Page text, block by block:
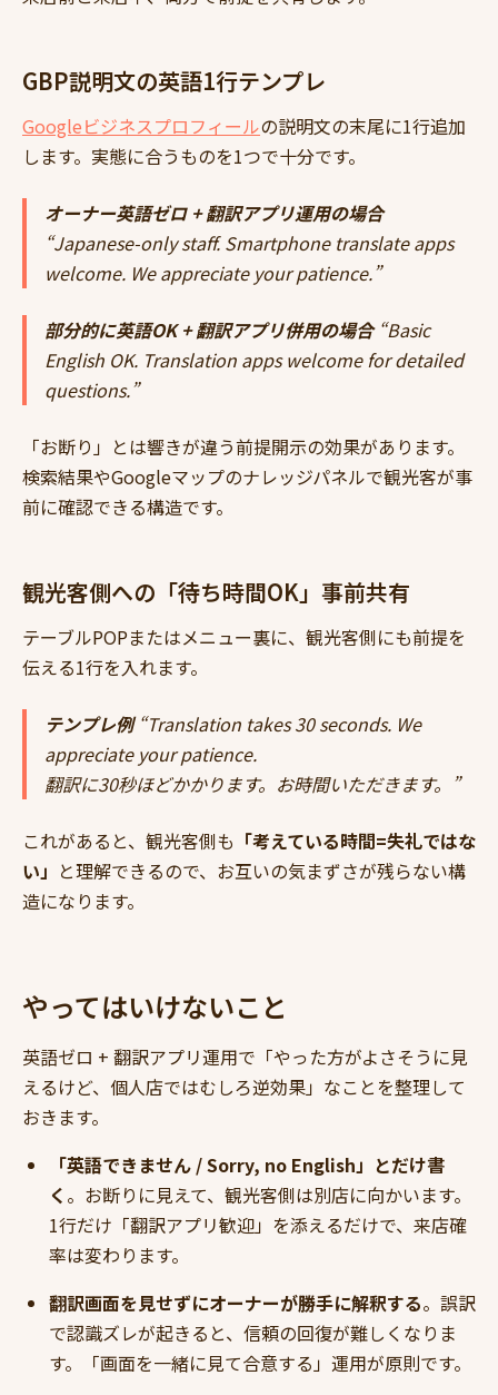
GBP説明文の英語1行テンプレ
Googleビジネスプロフィールの説明文の末尾に1行追加
します。実態に合うものを1つで十分です。
オーナー英語ゼロ + 翻訳アプリ運用の場合
“Japanese-only staff. Smartphone translate apps
welcome. We appreciate your patience.”
部分的に英語OK + 翻訳アプリ併用の場合“Basic
English OK. Translation apps welcome for detailed
questions.”
「お断り」とは響きが違う前提開示の効果があります。
検索結果やGoogleマップのナレッジパネルで観光客が事
前に確認できる構造です。
観光客側への「待ち時間OK」事前共有
テーブルPOPまたはメニュー裏に、観光客側にも前提を
伝える1行を入れます。
テンプレ例“Translation takes 30 seconds. We
appreciate your patience.
翻訳に30秒ほどかかります。お時間いただきます。”
これがあると、観光客側も 「考えている時間=失礼ではな
い」 と理解できるので、お互いの気まずさが残らない構
造になります。
やってはいけないこと
英語ゼロ + 翻訳アプリ運用で「やった方がよさそうに見
えるけど、個人店ではむしろ逆効果」なことを整理して
おきます。
「英語できません / Sorry, no English」とだけ書
く 。お断りに見えて、観光客側は別店に向かいます。
1行だけ「翻訳アプリ歓迎」を添えるだけで、来店確
率は変わります。
翻訳画面を見せずにオーナーが勝手に解釈する。誤訳
で認識ズレが起きると、信頼の回復が難しくなりま
す。「画面を一緒に見て合意する」運用が原則です。